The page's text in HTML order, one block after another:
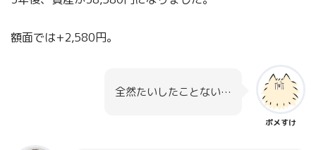
額面では+2,580円。
ポメすけ
全然たいしたことない…